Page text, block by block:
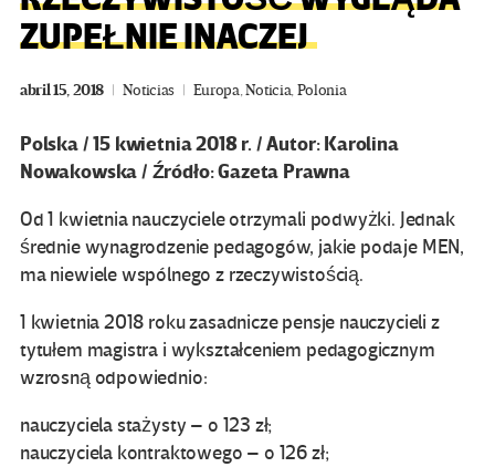
ZUPEŁNIE INACZEJ
abril 15, 2018 Noticias Europa,Noticia,Polonia
Polska / 15 kwietnia 2018 r. / Autor: Karolina
Nowakowska / Źródło: Gazeta Prawna
Od 1 kwietnia nauczyciele otrzymali podwyżki. Jednak
średnie wynagrodzenie pedagogów, jakie podaje MEN,
ma niewiele wspólnego z rzeczywistością.
1 kwietnia 2018 roku zasadnicze pensje nauczycieli z
tytułem magistra i wykształceniem pedagogicznym
wzrosną odpowiednio:
nauczyciela stażysty – o 123 zł;
nauczyciela kontraktowego – o 126 zł;